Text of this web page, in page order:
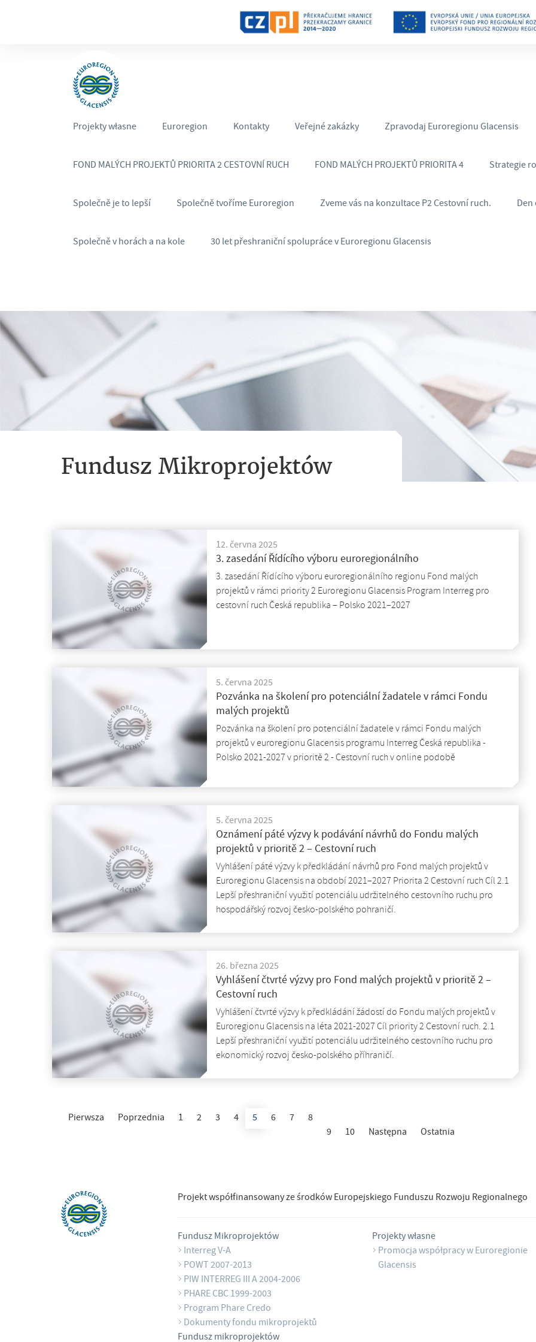
Projekty własne Euroregion Kontakty Veřejné zakázky Zpravodaj Euroregionu Glacensis
FOND MALÝCH PROJEKTŮ PRIORITA 2 CESTOVNÍ RUCH FOND MALÝCH PROJEKTŮ PRIORITA 4 Strategie
Společně je to lepší Společně tvoříme Euroregion Zveme vás na konzultace P2 Cestovní ruch.
Společně v horách a na kole 30 let přeshraniční spolupráce v Euroregionu Glacensis
Fundusz Mikroprojektów
12. června 2025
3. zasedání Řídícího výboru euroregionálního
3. zasedání Řídícího výboru euroregionálního regionu Fond malých
projektů v rámci priority 2 Euroregionu Glacensis Program Interreg pro
cestovní ruch Česká republika – Polsko 2021–2027
5. června 2025
Pozvánka na školení pro potenciální žadatele v rámci Fondu
malých projektů
Pozvánka na školení pro potenciální žadatele v rámci Fondu malých
projektů v euroregionu Glacensis programu Interreg Česká republika -
Polsko 2021-2027 v prioritě 2 - Cestovní ruch v online podobě
5. června 2025
Oznámení páté výzvy k podávání návrhů do Fondu malých
projektů v prioritě 2 – Cestovní ruch
Vyhlášení páté výzvy k předkládání návrhů pro Fond malých projektů v
Euroregionu Glacensis na období 2021–2027 Priorita 2 Cestovní ruch Cíl 2.1
Lepší přeshraniční využití potenciálu udržitelného cestovního ruchu pro
hospodářský rozvoj česko-polského pohraničí.
26. března 2025
Vyhlášení čtvrté výzvy pro Fond malých projektů v prioritě 2 –
Cestovní ruch
Vyhlášení čtvrté výzvy k předkládání žádostí do Fondu malých projektů v
Euroregionu Glacensis na léta 2021-2027 Cíl priority 2 Cestovní ruch. 2.1
Lepší přeshraniční využití potenciálu udržitelného cestovního ruchu pro
ekonomický rozvoj česko-polského příhraničí.
Pierwsza Poprzednia 1 2 3 4 5 6 7
8
9
10 Następna Ostatnia
Projekt współfinansowany ze środków Europejskiego Funduszu Rozwoju Regionalnego
Fundusz Mikroprojektów
Interreg V-A
POWT 2007-2013
PIW INTERREG III A 2004-2006
PHARE CBC 1999-2003
Program Phare Credo
Dokumenty fondu mikroprojektů
Fundusz mikroprojektów
Projekty własne
Promocja współpracy w Euroregionie
Glacensis